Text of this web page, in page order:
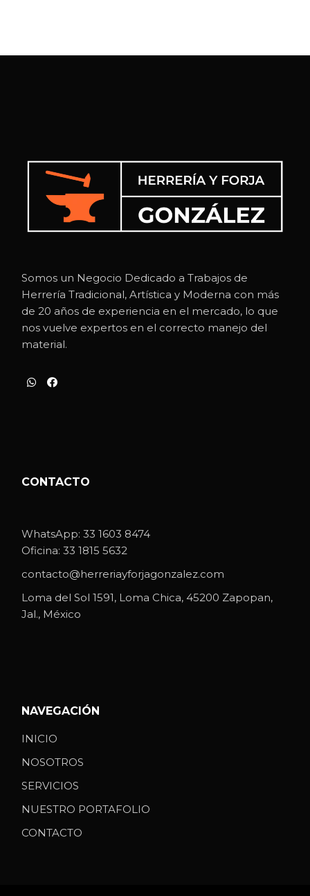
Somos un Negocio Dedicado a Trabajos de
Herrería Tradicional, Artística y Moderna con más
de 20 años de experiencia en el mercado, lo que
nos vuelve expertos en el correcto manejo del
material.
CONTACTO
WhatsApp:33 1603 8474
Oficina:33 1815 5632
contacto@herreriayforjagonzalez.com
Loma del Sol 1591, Loma Chica, 45200 Zapopan,
Jal., México
NAVEGACIÓN
INICIO
NOSOTROS
SERVICIOS
NUESTRO PORTAFOLIO
CONTACTO